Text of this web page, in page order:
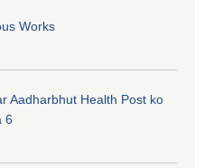
Works
Aadharbhut Health Post ko
6